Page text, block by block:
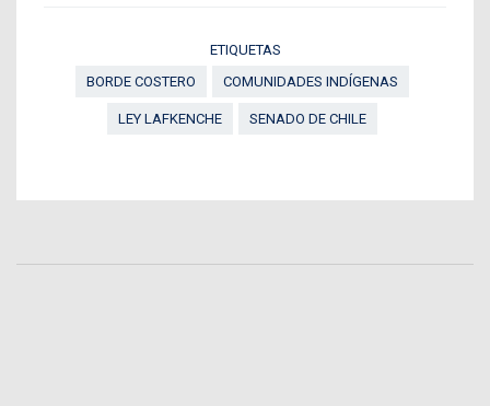
ETIQUETAS
BORDE COSTERO
COMUNIDADES INDÍGENAS
LEY LAFKENCHE SENADO DE CHILE